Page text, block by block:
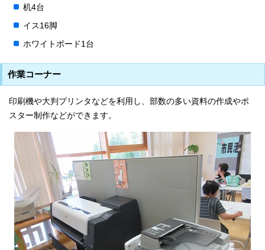
机4台
イス16脚
ホワイトボード1台
作業コーナー
印刷機や大判プリンタなどを利用し、部数の多い資料の作成やポ
スター制作などができます。